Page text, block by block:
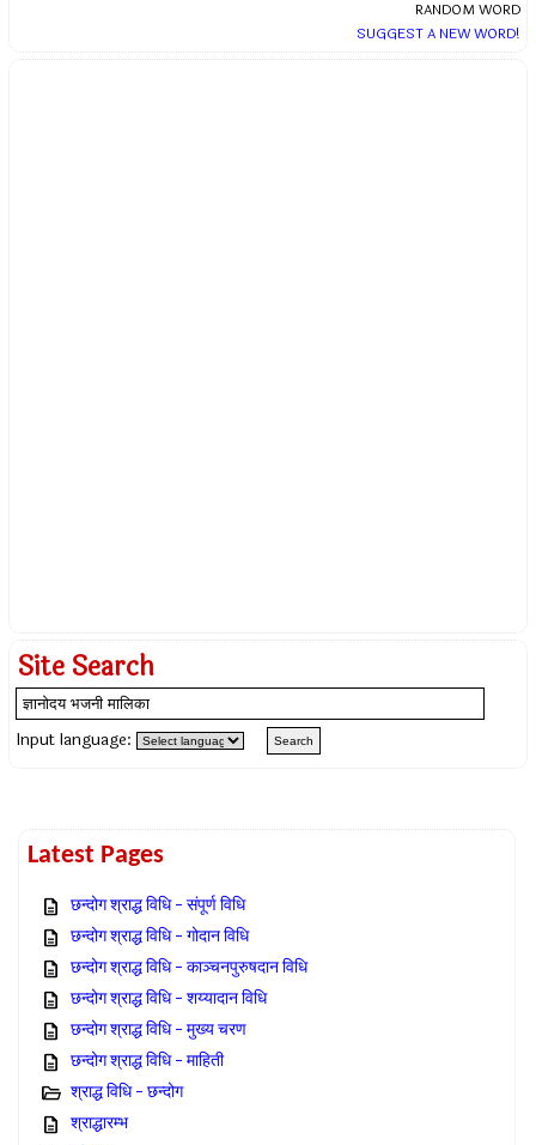
RANDOM WORD
SUGGEST A NEW WORD!
Site Search
Input language:
Latest Pages
छन्दोग श्राद्ध विधि – संपूर्ण विधि
छन्दोग श्राद्ध विधि – गोदान विधि
छन्दोग श्राद्ध विधि – काञ्चनपुरुषदान विधि
छन्दोग श्राद्ध विधि – शय्यादान विधि
छन्दोग श्राद्ध विधि – मुख्य चरण
छन्दोग श्राद्ध विधि – माहिती
श्राद्ध विधि – छन्दोग
श्राद्धारम्भ